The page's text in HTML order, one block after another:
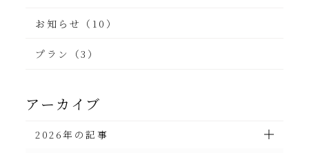
お知らせ（10）
プラン（3）
アーカイブ
2026年の記事